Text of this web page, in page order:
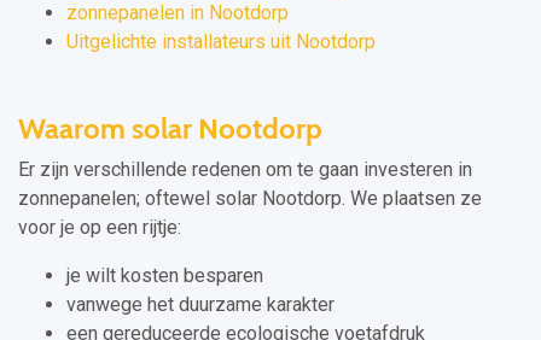
zonnepanelen in Nootdorp
Uitgelichte installateurs uit Nootdorp
Waarom solar Nootdorp
Er zijn verschillende redenen om te gaan investeren in
zonnepanelen; oftewel solar Nootdorp. We plaatsen ze
voor je op een rijtje:
je wilt kosten besparen
vanwege het duurzame karakter
een gereduceerde ecologische voetafdruk